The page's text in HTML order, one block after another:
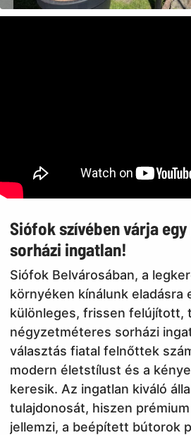
Siófok szívében várja
sorházi ingatlan!
Siófok Belvárosában, a
környéken kínálunk eladásra
különleges, frissen felújított,
négyzetméteres sorházi
választás fiatal felnőttek
modern életstílust és a
keresik. Az ingatlan kiváló
tulajdonosát, hiszen
jellemzi, a beépített bútorok